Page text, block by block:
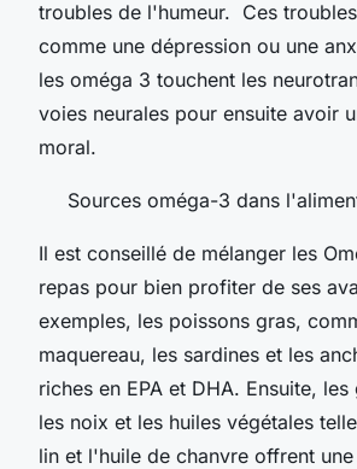
troubles de l'humeur. Ces
comme une dépression ou une
les oméga 3 touchent les
voies neurales pour ensuite avoir
moral.
Sources oméga-3 dans
Il est conseillé de mélanger les
repas pour bien profiter de ses
exemples, les poissons gras,
maquereau, les sardines et les
riches en EPA et DHA. Ensuite,
les noix et les huiles végétales
lin et l'huile de chanvre offrent